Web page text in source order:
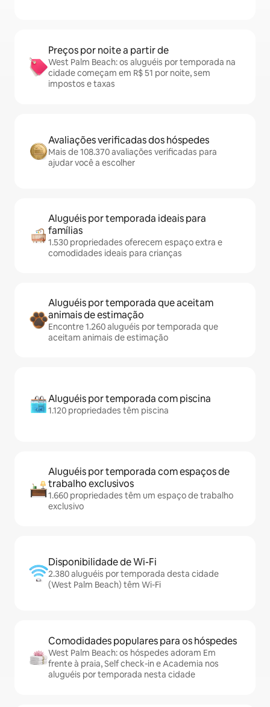
Preços por noite a partir de
West Palm Beach: os aluguéis por temporada na
cidade começam em R$ 51 por noite, sem
impostos e taxas
Avaliações verificadas dos hóspedes
Mais de 108.370 avaliações verificadas para
ajudar você a escolher
Aluguéis por temporada ideais para
famílias
1.530 propriedades oferecem espaço extra e
comodidades ideais para crianças
Aluguéis por temporada que aceitam
animais de estimação
Encontre 1.260 aluguéis por temporada que
aceitam animais de estimação
Aluguéis por temporada com piscina
1.120 propriedades têm piscina
Aluguéis por temporada com espaços de
trabalho exclusivos
1.660 propriedades têm um espaço de trabalho
exclusivo
Disponibilidade de Wi-Fi
2.380 aluguéis por temporada desta cidade
(West Palm Beach) têm Wi-Fi
Comodidades populares para os hóspedes
West Palm Beach: os hóspedes adoram Em
frente à praia, Self check-in e Academia nos
aluguéis por temporada nesta cidade